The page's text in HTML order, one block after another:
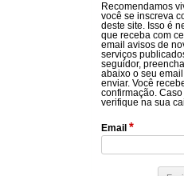
Recomendamos
você se inscreva
deste site. Isso é
que receba com
email avisos de
serviços
seguidor,
abaixo o seu
enviar. Você
confirmação.
verifique na sua
Email *